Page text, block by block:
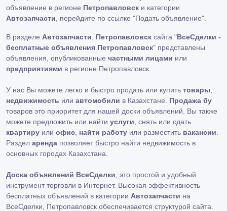
объявление в регионе Петропавловск и категории
Автозапчасти , перейдите по ссылке "Подать объявление"
В разделе Автозапчасти Петропавловск сайта "ВсеСделки -
бесплатные объявления Петропавловск" представлены
объявления, опубликованные частными лицами или
предприятиями в регионе Петропавловск.
У нас Вы можете легко и быстро продать или купить товары
недвижимость или автомобили в Казахстане. Продажа бу
товаров это приоритет для нашей доски объявлений. Вы также
можете предложить или найти услуги , снять или сдать
квартиру или офис найти работу или разместить вакансии
Раздел аренда позволяет быстро найти недвижимость в
основных городах Казахстана.
Доска объявлений ВсеСделки , это простой и удобный
инструмент торговли в Интернет. Высокая эффективность
бесплатных объявлений в категории Автозапчасти на
ВсеСделки, Петропавловск обеспечивается структурой сайта.